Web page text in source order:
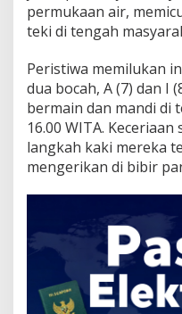
permukaan air,
teki di tengah
Peristiwa memilukan
dua bocah, A (7) dan I
bermain dan mandi di
16.00 WITA.
langkah kaki mereka
mengerikan di bibir